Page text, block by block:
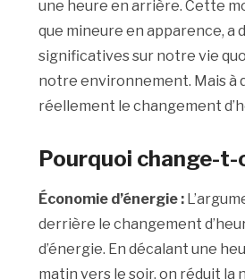
une heure en arrière. Cette
que mineure en apparence, a
significatives sur notre vie
notre environnement. Mais à
réellement le changement
Pourquoi change-t-
Économie d’énergie :
derrière le changement
d’énergie. En décalant une
matin vers le soir, on réduit la